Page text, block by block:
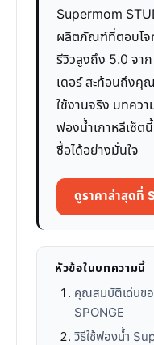
Supermom
ผลิตภัณฑ์ที่ตอบโจ
รีวิวสูงถึง 5.0 จา
เดอร์ สะท้อนถึงคุ
ใช้งานจริง บทคว
ฟองน้ำเกาหลีเซ็ต
ซื้อได้อย่างมั่นใจ
ดูราคาล่าสุดที่
หัวข้อในบทความนี้
คุณสมบัติเด่นข
SPONGE
วิธีใช้ฟองน้ำ